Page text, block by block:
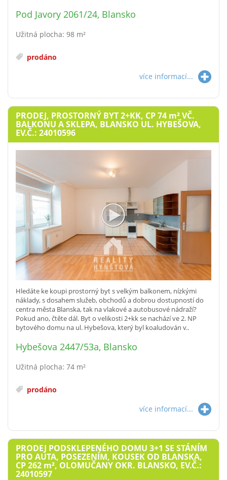
Pod Javory 2061/24, Blansko
Užitná plocha: 98 m²
prodáno
více informací...
PRODEJ, PROSTORNÝ BYT 2+KK, CP 74 m²VČ.
BALKONU A SKLEPA, BLANSKO UL. HYBEŠOVA,
EV.Č.: 24010596
Hledáte ke koupi prostorný byt s velkým balkonem, nízkými
náklady, s dosahem služeb, obchodů a dobrou dostupností do
centra města Blanska, tak na vlakové a autobusové nádraží?
Pokud ano, čtěte dál. Byt o velikosti 2+kk se nachází ve 2. NP
bytového domu na ul. Hybešova, který byl koaludován v..
Hybešova 2447/53a, Blansko
Užitná plocha: 74 m²
prodáno
více informací...
PRODEJ PODSKLEPENÉHO DOMU 3+1 SE STÁNÍM
PRO AUTA, POSEZENÍM, KOUSEK OD BLANSKA,
CP 262 m², OLOMUČANY OKR. BLANSKO, EV.Č.:
24010597